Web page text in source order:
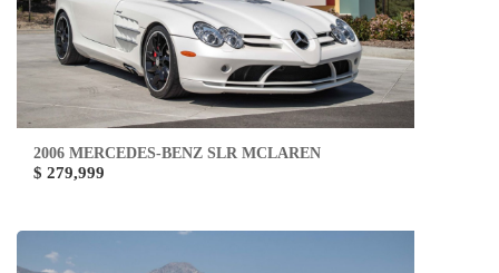
2006 MERCEDES-BENZ SLR MCLAREN
$ 279,999